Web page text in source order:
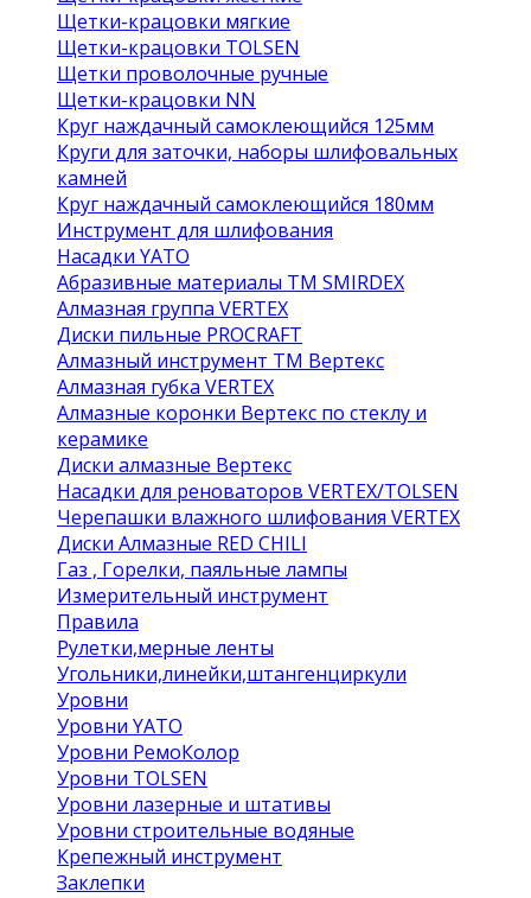
Щетки-крацовки мягкие
Щетки-крацовки TOLSEN
Щетки проволочные ручные
Щетки-крацовки NN
Круг наждачный самоклеющийся 125мм
Круги для заточки, наборы шлифовальных
камней
Круг наждачный самоклеющийся 180мм
Инструмент для шлифования
Насадки YATO
Абразивные материалы ТМ SMIRDEX
Алмазная группа VERTEX
Диски пильные PROCRAFT
Алмазный инструмент ТМ Вертекс
Алмазная губка VERTEX
Алмазные коронки Вертекс по стеклу и
керамике
Диски алмазные Вертекс
Насадки для реноваторов VERTEX/TOLSEN
Черепашки влажного шлифования VERTEX
Диски Алмазные RED CHILI
Газ , Горелки, паяльные лампы
Измерительный инструмент
Правила
Рулетки,мерные ленты
Угольники,линейки,штангенциркули
Уровни
Уровни YATO
Уровни РемоКолор
Уровни TOLSEN
Уровни лазерные и штативы
Уровни строительные водяные
Крепежный инструмент
Заклепки